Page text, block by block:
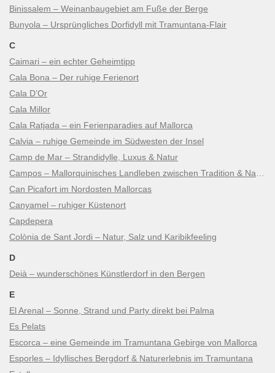
Binissalem – Weinanbaugebiet am Fuße der Berge
Bunyola – Ursprüngliches Dorfidyll mit Tramuntana-Flair
C
Caimari – ein echter Geheimtipp
Cala Bona – Der ruhige Ferienort
Cala D’Or
Cala Millor
Cala Ratjada – ein Ferienparadies auf Mallorca
Calvia – ruhige Gemeinde im Südwesten der Insel
Camp de Mar – Strandidylle, Luxus & Natur
Can Picafort im Nordosten Mallorcas
Canyamel – ruhiger Küstenort
Capdepera
Colònia de Sant Jordi – Natur, Salz und Karibikfeeling
D
Deià – wunderschönes Künstlerdorf in den Bergen
E
El Arenal – Sonne, Strand und Party direkt bei Palma
Es Pelats
Escorca – eine Gemeinde im Tramuntana Gebirge von Mallorca
Esporles – Idyllisches Bergdorf & Naturerlebnis im Tramuntana